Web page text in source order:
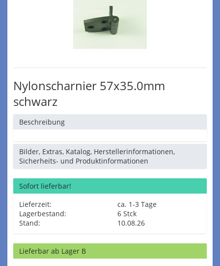
Nylonscharnier 57x35.0mm
schwarz
Beschreibung
Bilder, Extras, Katalog, Herstellerinformationen,
Sicherheits- und Produktinformationen
Sofort lieferbar!
Lieferzeit:
ca. 1-3 Tage
Lagerbestand:
6 Stck
Stand:
10.08.26
Lieferbar ab Lager B